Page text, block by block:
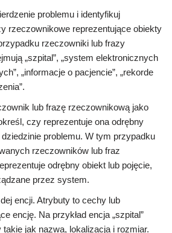
problemu i identyfikuj
rzeczownikowe reprezentujące obiekty
rzeczowniki lub frazy
„szpital”, „system elektronicznych
„informacje o pacjencie”, „rekorde
lub frazę rzeczownikową jako
czy reprezentuje ona odrębny
problemu. W tym przypadku
rzeczowników lub fraz
odrębny obiekt lub pojęcie,
przez system.
encji. Atrybuty to cechy lub
encję. Na przykład encja „szpital”
jak nazwa, lokalizacja i rozmiar.